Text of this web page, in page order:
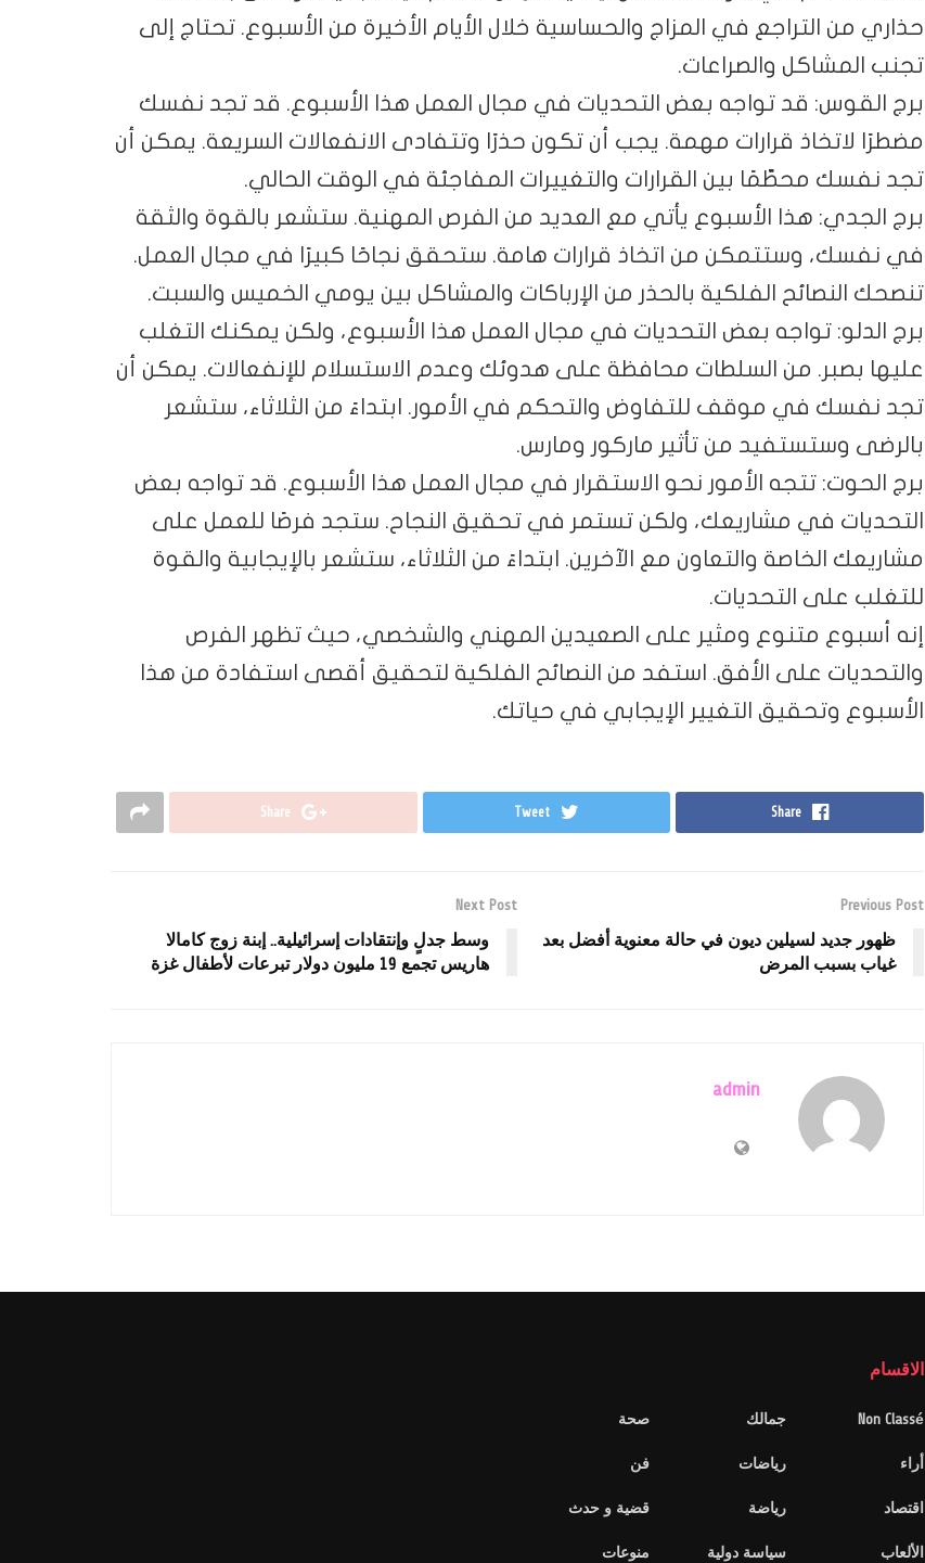
حذاري من التراجع في المزاج والحساسية خلال الأيام الأخيرة من الأسبوع. تحتاج إلى
تجنب المشاكل والصراعات.
برج القوس: قد تواجه بعض التحديات في مجال العمل هذا الأسبوع. قد تجد نفسك
مضطرًا لاتخاذ قرارات مهمة. يجب أن تكون حذرًا وتتفادى الانفعالات السريعة. يمكن أن
تجد نفسك محطّمًا بين القرارات والتغييرات المفاجئة في الوقت الحالي.
برج الجدي: هذا الأسبوع يأتي مع العديد من الفرص المهنية. ستشعر بالقوة والثقة
في نفسك، وستتمكن من اتخاذ قرارات هامة. ستحقق نجاحًا كبيرًا في مجال العمل.
تنصحك النصائح الفلكية بالحذر من الإرباكات والمشاكل بين يومي الخميس والسبت.
برج الدلو: تواجه بعض التحديات في مجال العمل هذا الأسبوع، ولكن يمكنك التغلب
عليها بصبر. من السلطات محافظة على هدوئك وعدم الاستسلام للإنفعالات. يمكن أن
تجد نفسك في موقف للتفاوض والتحكم في الأمور. ابتداءً من الثلاثاء، ستشعر
بالرضى وستستفيد من تأثير ماركور ومارس.
برج الحوت: تتجه الأمور نحو الاستقرار في مجال العمل هذا الأسبوع. قد تواجه بعض
التحديات في مشاريعك، ولكن تستمر في تحقيق النجاح. ستجد فرصًا للعمل على
مشاريعك الخاصة والتعاون مع الآخرين. ابتداءً من الثلاثاء، ستشعر بالإيجابية والقوة
للتغلب على التحديات.
إنه أسبوع متنوع ومثير على الصعيدين المهني والشخصي، حيث تظهر الفرص
والتحديات على الأفق. استفد من النصائح الفلكية لتحقيق أقصى استفادة من هذا
الأسبوع وتحقيق التغيير الإيجابي في حياتك.
Share
Tweet
Share
Previous Post
ظهور جديد لسيلين ديون في حالة معنوية أفضل بعد
غياب بسبب المرض
Next Post
وسط جدلٍ وإنتقادات إسرائيلية.. إبنة زوج كامالا
هاريس تجمع 19 مليون دولار تبرعات لأطفال غزة
admin
الاقسام
Non Classé
أراء
اقتصاد
الألعاب
جمالك
رياضات
رياضة
سياسة دولية
صحة
فن
قضية و حدث
منوعات